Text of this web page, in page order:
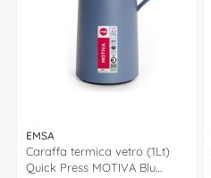
EMSA
Caraffa termica vetro (1Lt)
Quick Press MOTIVA Blu